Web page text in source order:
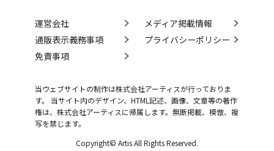
運営会社
メディア掲載情報
通販表示義務事項
プライバシーポリシー
免責事項
当ウェブサイトの制作は株式会社アーティスが行っておりま
す。 当サイト内のデザイン、HTML記述、画像、文章等の著作
権は、株式会社アーティスに帰属します。無断掲載、模倣、複
写を禁じます。
Copyright© Artis All Rights Reserved.